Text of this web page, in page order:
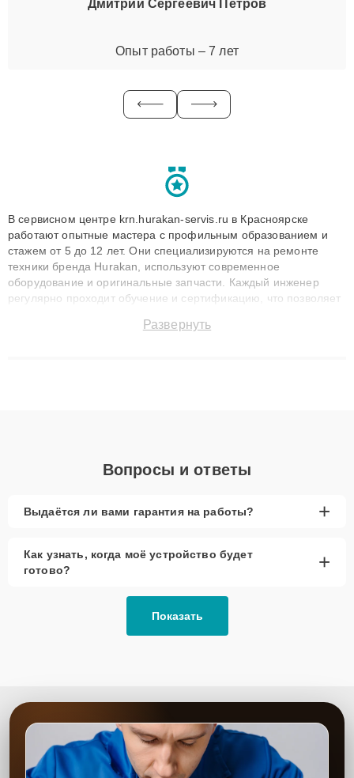
Дмитрий Сергеевич Петров
Опыт работы – 7 лет
В сервисном центре krn.hurakan-servis.ru в Красноярске
работают опытные мастера с профильным образованием и
стажем от 5 до 12 лет. Они специализируются на ремонте
техники бренда Hurakan, используют современное
оборудование и оригинальные запчасти. Каждый инженер
регулярно проходит обучение и сертификацию, что позволяет
технику с сохранением гарантии до 3 лет. Наши мастера
Развернуть
Вопросы и ответы
Выдаётся ли вами гарантия на работы? +
Как узнать, когда моё устройство будет
готово?
+
Показать